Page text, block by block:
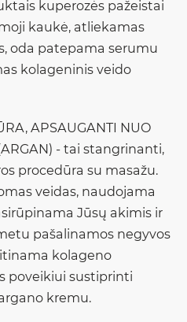
kuperozės pažeistai
kaukė, atliekamas
oda patepama serumu
kolageninis veido
APSAUGANTI NUO
- tai stangrinanti,
procedūra su masažu.
veidas, naudojama
Jūsų akimis ir
pašalinamos negyvos
kolageno
poveikiui sustiprinti
kremu.